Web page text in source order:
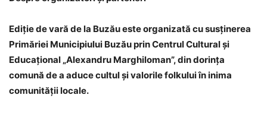
Ediție de vară de la Buzău este organizată cu susținerea
Primăriei Municipiului Buzău prin Centrul Cultural și
Educațional „Alexandru Marghiloman”, din dorința
comună de a aduce cultul și valorile folkului în inima
comunității locale.